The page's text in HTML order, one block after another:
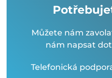
Můžete nám
nám napsat
Telefonická